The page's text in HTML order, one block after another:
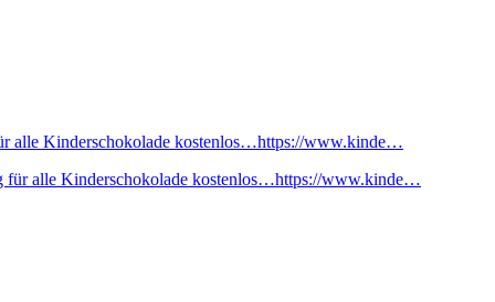
alle Kinderschokolade kostenlos…https://www.kinde…
für alle Kinderschokolade kostenlos…https://www.kinde…